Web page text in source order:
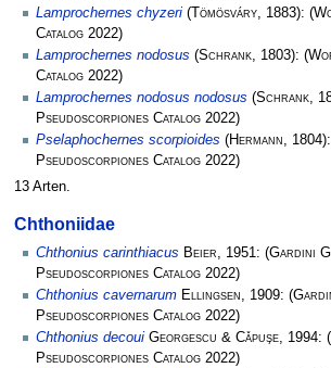
Lamprochernes chyzeri (Tömösváry , 1883): (
Catalog 2022)
Lamprochernes nodosus (Schrank, 1803): (
Catalog 2022)
Lamprochernes nodosus nodosus (Schrank,
Pseudoscorpiones Catalog 2022)
Pselaphochernes scorpioides (Hermann, 1804):
Pseudoscorpiones Catalog 2022)
13 Arten.
Chthoniidae
Chthonius carinthiacus Beier , 1951: (Gardini G
Pseudoscorpiones Catalog 2022)
Chthonius cavernarum Ellingsen, 1909: (
Pseudoscorpiones Catalog 2022)
Chthonius decoui Georgescu & Cǎpuşe, 1994: (
Pseudoscorpiones Catalog 2022)